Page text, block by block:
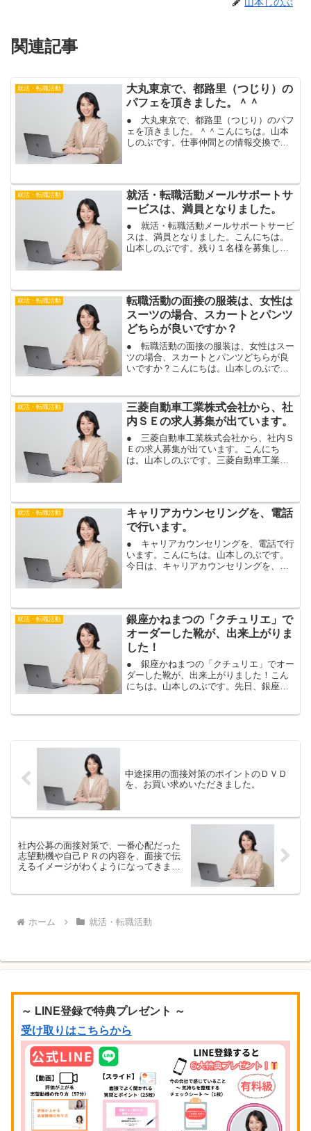
山本しのぶ
関連記事
就活・転職活動
大丸東京で、都路里（つじり）の
パフェを頂きました。＾＾
● 大丸東京で、都路里（つじり）のパフ
ェを頂きました。＾＾こんにちは。山本
しのぶです。仕事仲間との情報交換で、
路里は、京都のお店なの...
就活・転職活動
就活・転職活動メールサポートサ
ービスは、満員となりました。
● 就活・転職活動メールサポートサービ
スは、満員となりました。こんにちは。
山本しのぶです。残り１名様を募集して
募集については、一旦、...
就活・転職活動
転職活動の面接の服装は、女性は
スーツの場合、スカートとパンツ
どちらが良いですか？
● 転職活動の面接の服装は、女性はスー
ツの場合、スカートとパンツどちらが良
いですか？こんにちは。山本しのぶで
ツや服装ですね。転職活動の面接対策で
ご相談頂く、服装の質問で...
就活・転職活動
三菱自動車工業株式会社から、社
内ＳＥの求人募集が出ています。
● 三菱自動車工業株式会社から、社内Ｓ
Ｅの求人募集が出ています。こんにち
は。山本しのぶです。三菱自動車工業株
経験を積み、社内ＳＥに転...
就活・転職活動
キャリアカウンセリングを、電話
で行います。
● キャリアカウンセリングを、電話で行
います。こんにちは。山本しのぶです。
今日は、キャリアカウンセリングを、電
うのが難しい場合や、遠...
就活・転職活動
銀座かねまつの「クチュリエ」で
オーダーした靴が、出来上がりま
した！
● 銀座かねまつの「クチュリエ」でオー
ダーした靴が、出来上がりました！こん
にちは。山本しのぶです。先日、銀座か
中途採用の面接対策のポイントのＤＶＤ
を、お買い求めいただきました。
社内公募の面接対策で、一番心配だった
志望動機や自己ＰＲの内容を、面接で伝
えるイメージがわくようになってきまし
ホーム 就活・転職活動
～ LINE登録で特典プレゼント ～
受け取りはこちらから